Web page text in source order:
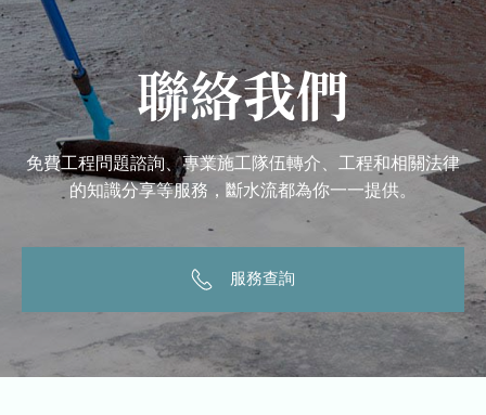
聯絡我們
免費工程問題諮詢、專業施工隊伍轉介、工程和相關法律
的知識分享等服務，斷水流都為你一一提供。
服務查詢